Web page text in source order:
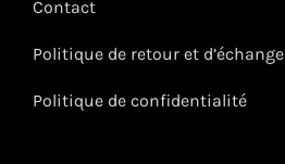
Contact
Politique de retour et d’échange
Politique de confidentialité